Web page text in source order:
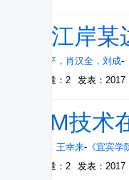
岷江岸
王玉平 ， 肖汉全 ， 刘成-
被引量：2
发表：2017
BIM技
， 王幸来- 《宜宾学
被引量：2
发表：2017